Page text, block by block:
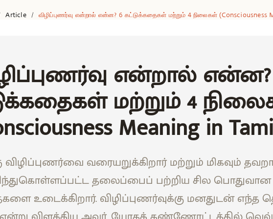
Article / விழிப்புணர்வு என்றால் என்ன? 6 கட்டுக்கதைகள் மற்றும் 4 நிலைகள் (consciousness
என்றால் என்ன?
மற்றும் 4
Meaning in
விழிப்புணர்வை வரையறுக்கிறார் மற்றும் மிகவும்
தலைப்பைப் பற்றிய சில பொதுவான
உடைக்கிறார். விழிப்புணர்வுக்கு மனதுடன் எந்த